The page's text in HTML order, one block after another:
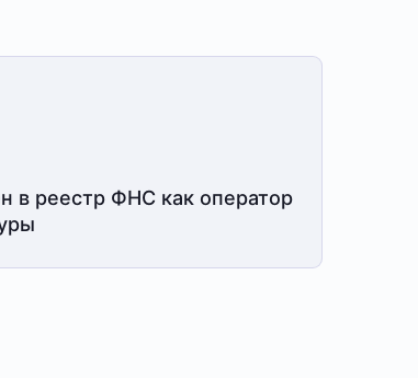
в реестр ФНС как оператор